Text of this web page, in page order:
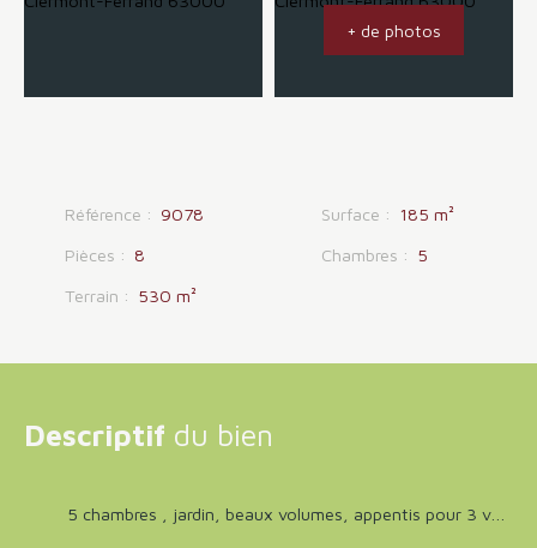
+ de photos
Référence : 9078 Surface : 185 m²
Pièces : 8 Chambres : 5
Terrain : 530 m²
Descriptif du bien
5 chambres , jardin, beaux volumes, appentis pour 3 vehicules